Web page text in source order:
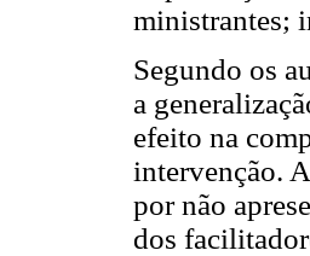
ministrantes;
Segundo os
a
efeito na
intervenção.
por não
dos